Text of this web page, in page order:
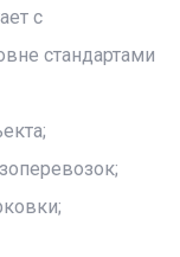
с
стандартами